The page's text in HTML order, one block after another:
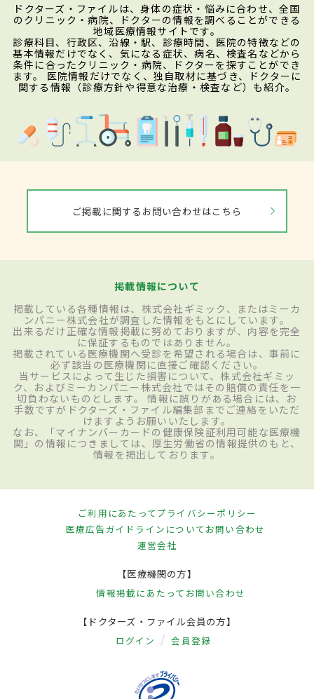
ドクターズ・ファイルは、身体の症状・悩みに合わせ、全国
のクリニック・病院、ドクターの情報を調べることができる
地域医療情報サイトです。
診療科目、行政区、沿線・駅、診療時間、医院の特徴などの
基本情報だけでなく、気になる症状、病名、検査名などから
条件に合ったクリニック・病院、ドクターを探すことができ
ます。 医院情報だけでなく、独自取材に基づき、ドクターに
関する情報（診療方針や得意な治療・検査など）も紹介。
ご掲載に関するお問い合わせはこちら
掲載情報について
掲載している各種情報は、株式会社ギミック、またはミーカ
ンパニー株式会社が調査した情報をもとにしています。
出来るだけ正確な情報掲載に努めておりますが、内容を完全
に保証するものではありません。
掲載されている医療機関へ受診を希望される場合は、事前に
必ず該当の医療機関に直接ご確認ください。
当サービスによって生じた損害について、株式会社ギミッ
ク、およびミーカンパニー株式会社ではその賠償の責任を一
切負わないものとします。 情報に誤りがある場合には、お
手数ですがドクターズ・ファイル編集部までご連絡をいただ
けますようお願いいたします。
なお、「マイナンバーカードの健康保険証利用可能な医療機
関」の情報につきましては、厚生労働省の情報提供のもと、
情報を掲出しております。
ご利用にあたってプライバシーポリシー
医療広告ガイドラインについてお問い合わせ
運営会社
【医療機関の方】
情報掲載にあたって お問い合わせ
【ドクターズ・ファイル会員の方】
ログイン 会員登録